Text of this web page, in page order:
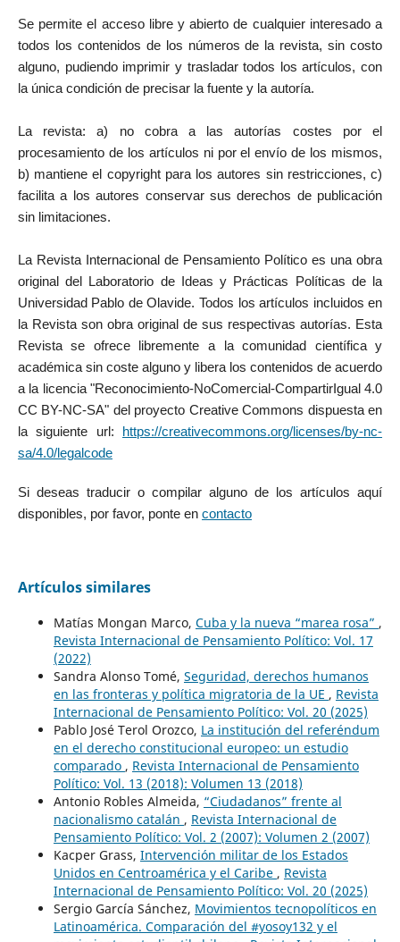
Se permite el acceso libre y abierto de cualquier interesado a
todos los contenidos de los números de la revista, sin costo
alguno, pudiendo imprimir y trasladar todos los artículos, con
la única condición de precisar la fuente y la autoría.
La revista: a) no cobra a las autorías costes por el
procesamiento de los artículos ni por el envío de los mismos,
b) mantiene el copyright para los autores sin restricciones, c)
facilita a los autores conservar sus derechos de publicación
sin limitaciones.
La Revista Internacional de Pensamiento Político es una obra
original del Laboratorio de Ideas y Prácticas Políticas de la
Universidad Pablo de Olavide. Todos los artículos incluidos en
la Revista son obra original de sus respectivas autorías. Esta
Revista se ofrece libremente a la comunidad científica y
académica sin coste alguno y libera los contenidos de acuerdo
a la licencia "Reconocimiento-NoComercial-CompartirIgual 4.0
CC BY-NC-SA" del proyecto Creative Commons dispuesta en
la siguiente url:
https://creativecommons.org/licenses/by-nc-
sa/4.0/legalcode
Si deseas traducir o compilar alguno de los artículos aquí
disponibles, por favor, ponte en contacto
Artículos similares
Matías Mongan Marco, Cuba y la nueva “marea rosa” ,
Revista Internacional de Pensamiento Político: Vol. 17
(2022)
Sandra Alonso Tomé, Seguridad, derechos humanos
en las fronteras y política migratoria de la UE , Revista
Internacional de Pensamiento Político: Vol. 20 (2025)
Pablo José Terol Orozco, La institución del referéndum
en el derecho constitucional europeo: un estudio
comparado , Revista Internacional de Pensamiento
Político: Vol. 13 (2018): Volumen 13 (2018)
Antonio Robles Almeida, “Ciudadanos” frente al
nacionalismo catalán , Revista Internacional de
Pensamiento Político: Vol. 2 (2007): Volumen 2 (2007)
Kacper Grass, Intervención militar de los Estados
Unidos en Centroamérica y el Caribe , Revista
Internacional de Pensamiento Político: Vol. 20 (2025)
Sergio García Sánchez, Movimientos tecnopolíticos en
Latinoamérica. Comparación del #yosoy132 y el